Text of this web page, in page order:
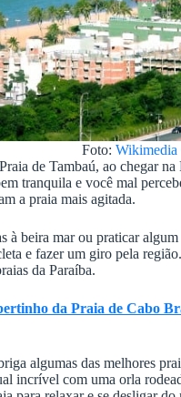
Foto:Wikimedia
de Tambaú, ao chegar
tranquila e você mal
a praia mais agitada.
à beira mar ou praticar
e fazer um giro pela
da Paraíba.
da Praia de Cabo
algumas das melhores
incrível com uma orla